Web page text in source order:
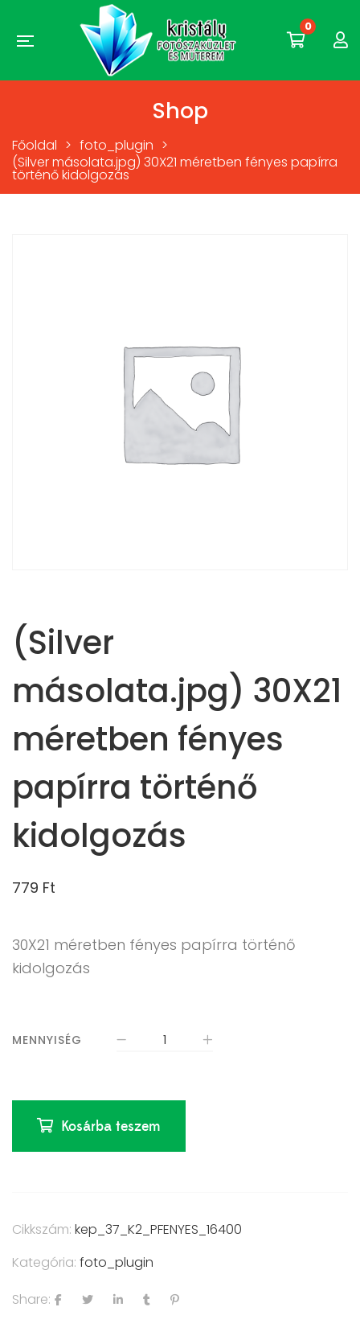
0
Shop
Főoldal > foto_plugin >
(Silver másolata.jpg) 30X21 méretben fényes papírra
történő kidolgozás
(Silver
másolata.jpg) 30X21
méretben fényes
papírra történő
kidolgozás
779 Ft
30X21 méretben fényes papírra történő
kidolgozás
MENNYISÉG
Kosárba teszem
Cikkszám: kep_37_K2_PFENYES_16400
Kategória: foto_plugin
Share: